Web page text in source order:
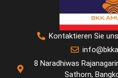
Kontaktieren Sie
8 Naradhiwas
Sathorn,